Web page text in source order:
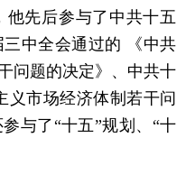
他先后参与了中共十五
中全会通过的 《中共
问题的决定》、中共十
义市场经济体制若干问
与了“十五”规划、“十